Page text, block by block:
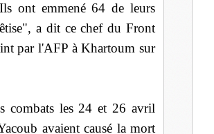
ont emmené 64 de leurs
a dit ce chef du Front
par l'AFP à Khartoum sur
combats les 24 et 26 avril
avaient causé la mort